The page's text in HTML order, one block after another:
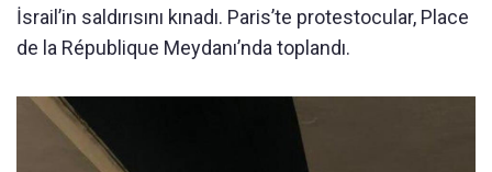
İsrail’in saldırısını kınadı. Paris’te protestocular, Place
de la République Meydanı’nda toplandı.